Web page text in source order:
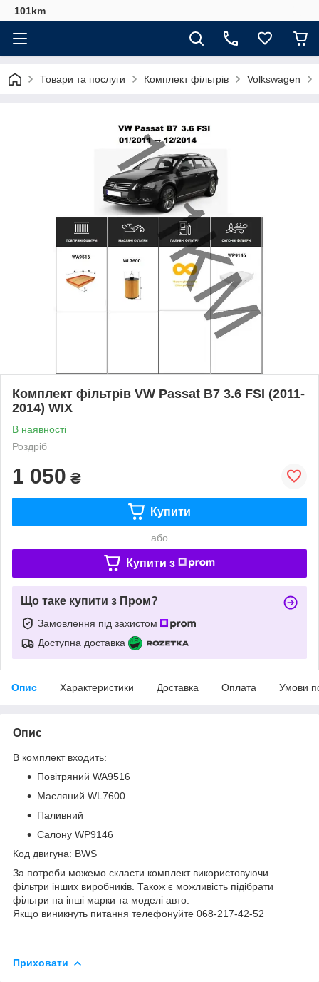
101km
Товари та послуги Комплект фільтрів Volkswagen
Комплект фільтрів VW Passat B7 3.6 FSI (2011-
2014) WIX
В наявності
Роздріб
1 050 ₴
Купити
або
Купити з
Що таке купити з Пром?
Замовлення під захистом
Доступна доставка
Опис Характеристики Доставка Оплата Умови
Опис
В комплект входить:
Повітряний WA9516
Масляний WL7600
Паливний
Салону WP9146
Код двигуна: BWS
За потреби можемо скласти комплект використовуючи
фільтри інших виробників. Також є можливість підібрати
фільтри на інші марки та моделі авто.
Якщо виникнуть питання телефонуйте 068-217-42-52
Приховати